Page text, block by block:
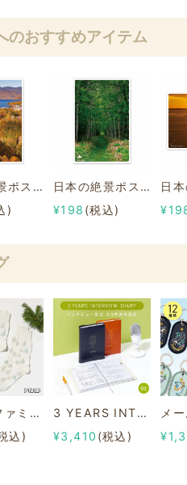
のおすすめアイテム
日本の絶景ポストカード ～秋～ 明智平展望台/栃木
)
日本の絶景ポストカード ～夏～ 旧幌加駅跡/北海道
¥198 (税込)
FAPIEDファミリーソックスセット 総柄
込)
3 YEARS INTERVIEW DIARY
¥3,410 (税込)